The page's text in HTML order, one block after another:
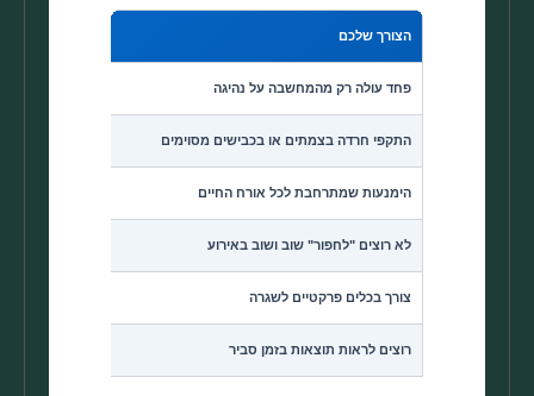
הצורך שלכם
פחד עולה רק מהמחשבה על נהיגה
התקפי חרדה בצמתים או בכבישים מסוימים
הימנעות שמתרחבת לכל אורח החיים
לא רוצים "לחפור" שוב ושוב באירוע
צורך בכלים פרקטיים לשגרה
רוצים לראות תוצאות בזמן סביר